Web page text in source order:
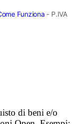
Funziona - P.IVA
di beni e/o